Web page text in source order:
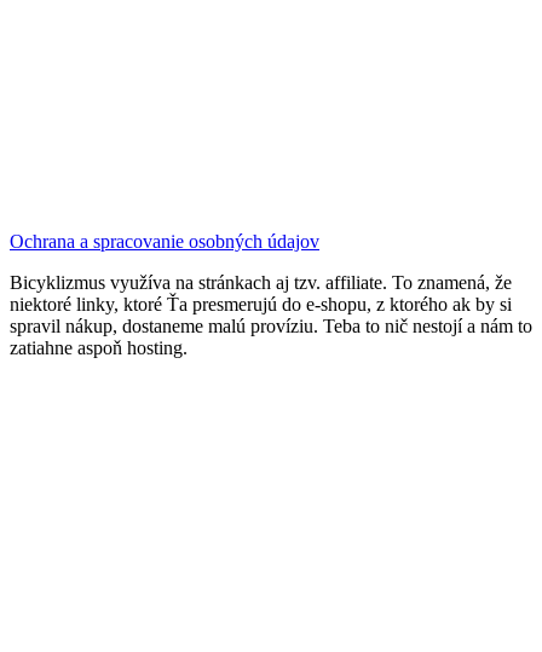
Ochrana a spracovanie osobných údajov
Bicyklizmus využíva na stránkach aj tzv. affiliate. To znamená, že
niektoré linky, ktoré Ťa presmerujú do e-shopu, z ktorého ak by si
spravil nákup, dostaneme malú províziu. Teba to nič nestojí a nám to
zatiahne aspoň hosting.